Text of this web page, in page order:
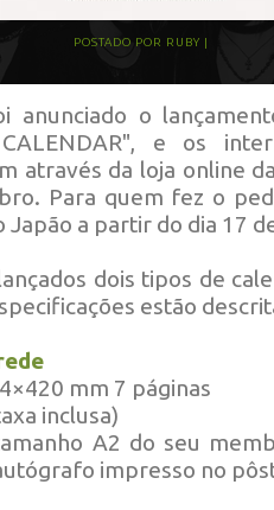
POSTADO POR RUBY
anunciado o
e os
através da loja online
Para quem fez o
Japão a partir do dia 17
dois tipos de
estão
mm 7 páginas
inclusa)
A2 do seu
impresso no